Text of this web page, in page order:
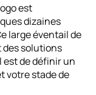
est
dizaines
large éventail de
des solutions
est de définir un
votre stade de